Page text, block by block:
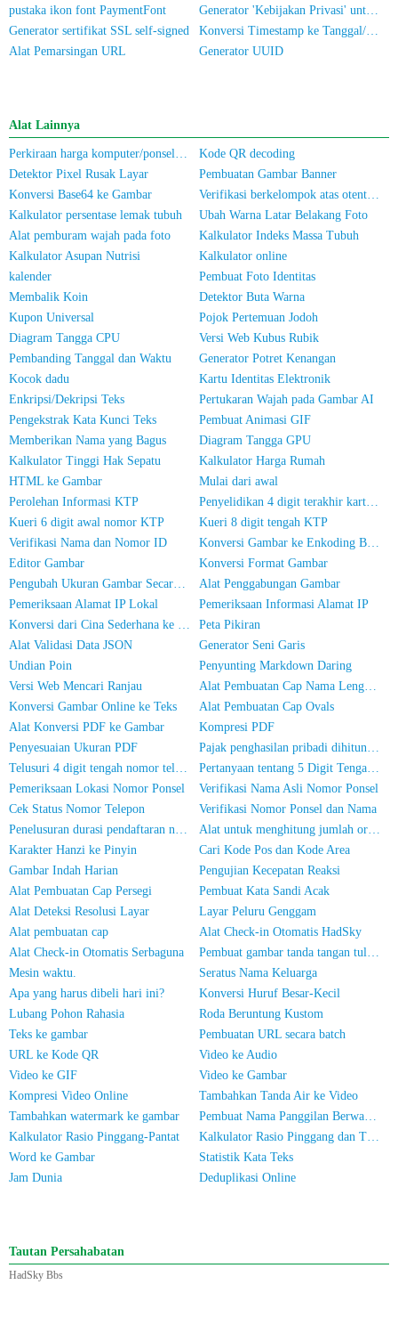
pustaka ikon font PaymentFont
Generator 'Kebijakan Privasi' untuk Aplikasi
Generator sertifikat SSL self-signed
Konversi Timestamp ke Tanggal/Waktu
Alat Pemarsingan URL
Generator UUID
Alat Lainnya
Perkiraan harga komputer/ponsel bekas
Kode QR decoding
Detektor Pixel Rusak Layar
Pembuatan Gambar Banner
Konversi Base64 ke Gambar
Verifikasi berkelompok atas otentikasi nama sebenarnya untuk nomor ponsel/Kartu Identitas
Kalkulator persentase lemak tubuh
Ubah Warna Latar Belakang Foto
Alat pemburam wajah pada foto
Kalkulator Indeks Massa Tubuh
Kalkulator Asupan Nutrisi
Kalkulator online
kalender
Pembuat Foto Identitas
Membalik Koin
Detektor Buta Warna
Kupon Universal
Pojok Pertemuan Jodoh
Diagram Tangga CPU
Versi Web Kubus Rubik
Pembanding Tanggal dan Waktu
Generator Potret Kenangan
Kocok dadu
Kartu Identitas Elektronik
Enkripsi/Dekripsi Teks
Pertukaran Wajah pada Gambar AI
Pengekstrak Kata Kunci Teks
Pembuat Animasi GIF
Memberikan Nama yang Bagus
Diagram Tangga GPU
Kalkulator Tinggi Hak Sepatu
Kalkulator Harga Rumah
HTML ke Gambar
Mulai dari awal
Perolehan Informasi KTP
Penyelidikan 4 digit terakhir kartu identitas
Kueri 6 digit awal nomor KTP
Kueri 8 digit tengah KTP
Verifikasi Nama dan Nomor ID
Konversi Gambar ke Enkoding Base64
Editor Gambar
Konversi Format Gambar
Pengubah Ukuran Gambar Secara Massal
Alat Penggabungan Gambar
Pemeriksaan Alamat IP Lokal
Pemeriksaan Informasi Alamat IP
Konversi dari Cina Sederhana ke Cina Tradisional
Peta Pikiran
Alat Validasi Data JSON
Generator Seni Garis
Undian Poin
Penyunting Markdown Daring
Versi Web Mencari Ranjau
Alat Pembuatan Cap Nama Lengkap
Konversi Gambar Online ke Teks
Alat Pembuatan Cap Ovals
Alat Konversi PDF ke Gambar
Kompresi PDF
Penyesuaian Ukuran PDF
Pajak penghasilan pribadi dihitung secara online
Telusuri 4 digit tengah nomor telepon
Pertanyaan tentang 5 Digit Tengah Nomor Telepon
Pemeriksaan Lokasi Nomor Ponsel
Verifikasi Nama Asli Nomor Ponsel
Cek Status Nomor Telepon
Verifikasi Nomor Ponsel dan Nama
Penelusuran durasi pendaftaran nomor ponsel
Alat untuk menghitung jumlah orang dalam foto
Karakter Hanzi ke Pinyin
Cari Kode Pos dan Kode Area
Gambar Indah Harian
Pengujian Kecepatan Reaksi
Alat Pembuatan Cap Persegi
Pembuat Kata Sandi Acak
Alat Deteksi Resolusi Layar
Layar Peluru Genggam
Alat pembuatan cap
Alat Check-in Otomatis HadSky
Alat Check-in Otomatis Serbaguna
Pembuat gambar tanda tangan tulisan tangan
Mesin waktu.
Seratus Nama Keluarga
Apa yang harus dibeli hari ini?
Konversi Huruf Besar-Kecil
Lubang Pohon Rahasia
Roda Beruntung Kustom
Teks ke gambar
Pembuatan URL secara batch
URL ke Kode QR
Video ke Audio
Video ke GIF
Video ke Gambar
Kompresi Video Online
Tambahkan Tanda Air ke Video
Tambahkan watermark ke gambar
Pembuat Nama Panggilan Berwarna untuk WeChat
Kalkulator Rasio Pinggang-Pantat
Kalkulator Rasio Pinggang dan Tinggi
Word ke Gambar
Statistik Kata Teks
Jam Dunia
Deduplikasi Online
Tautan Persahabatan
HadSky Bbs